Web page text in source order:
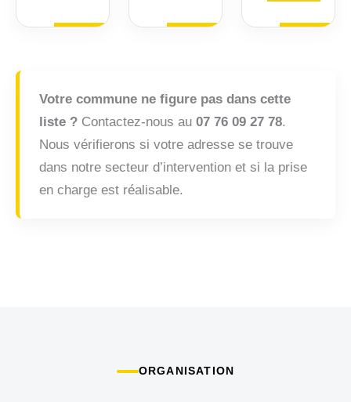
Votre commune ne figure pas dans cette
liste ? Contactez-nous au 07 76 09 27 78.
Nous vérifierons si votre adresse se trouve
dans notre secteur d’intervention et si la prise
en charge est réalisable.
ORGANISATION